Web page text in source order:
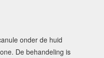
onder de huid
De behandeling is